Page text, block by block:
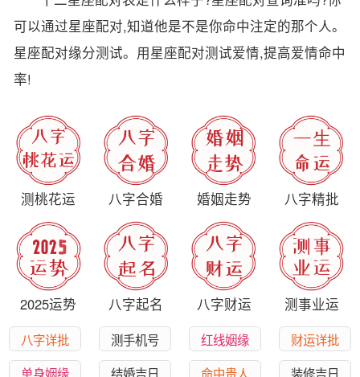
可以通过星座配对,知道他是不是你命中注定的那个人。
星座配对缘分测试。用星座配对测试爱情,提高爱情命中
率!
测桃花运 八字合婚 婚姻走势 八字精批
2025运势 八字起名 八字财运 测事业运
八字详批 测手机号 红线姻缘
财运详批
单身姻缘
结婚吉日 命中贵人 装修吉日